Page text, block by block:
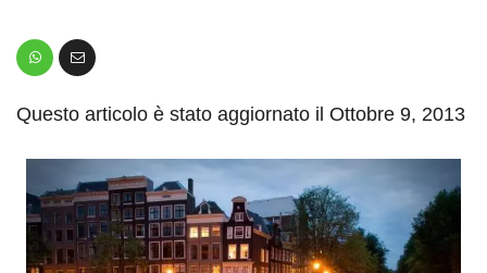
Questo articolo è stato aggiornato il Ottobre 9, 2013